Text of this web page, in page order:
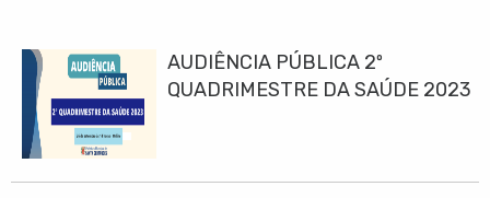
AUDIÊNCIA PÚBLICA 2º
QUADRIMESTRE DA SAÚDE 2023